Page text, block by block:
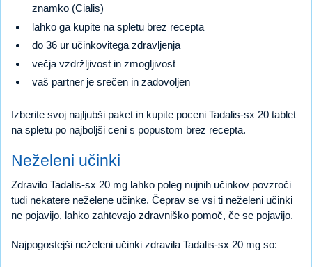
znamko (Cialis)
lahko ga kupite na spletu brez recepta
do 36 ur učinkovitega zdravljenja
večja vzdržljivost in zmogljivost
vaš partner je srečen in zadovoljen
Izberite svoj najljubši paket in kupite poceni Tadalis-sx 20 tablet
na spletu po najboljši ceni s popustom brez recepta.
Neželeni učinki
Zdravilo Tadalis-sx 20 mg lahko poleg nujnih učinkov povzroči
tudi nekatere neželene učinke. Čeprav se vsi ti neželeni učinki
ne pojavijo, lahko zahtevajo zdravniško pomoč, če se pojavijo.
Najpogostejši neželeni učinki zdravila Tadalis-sx 20 mg so: